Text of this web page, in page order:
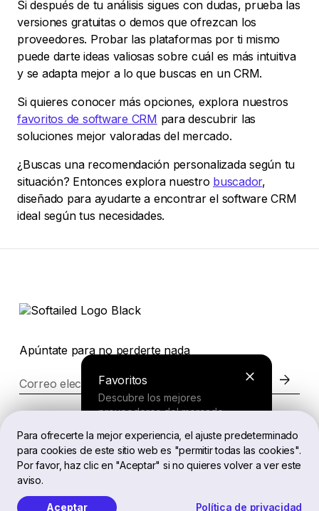
Para ofrecerte la mejor experiencia, el ajuste predeterminado
para cookies de este sitio web es "permitir todas las cookies".
Por favor, haz clic en "Aceptar" si no quieres volver a ver este
aviso.
Aceptar Política de privacidad
Si después de tu análisis sigues con dudas, prueba las
versiones gratuitas o demos que ofrezcan los
proveedores. Probar las plataformas por ti mismo
puede darte ideas valiosas sobre cuál es más intuitiva
y se adapta mejor a lo que buscas en un CRM.
Si quieres conocer más opciones, explora nuestros
favoritos de software CRM para descubrir las
soluciones mejor valoradas del mercado.
¿Buscas una recomendación personalizada según tu
situación? Entonces explora nuestro buscador,
diseñado para ayudarte a encontrar el software CRM
ideal según tus necesidades.
Favoritos
Descubre los mejores
proveedores del mercado.
Buscador
y recibe una recomendación
Apúntate para no perderte nada
Correo electrónico
Legal